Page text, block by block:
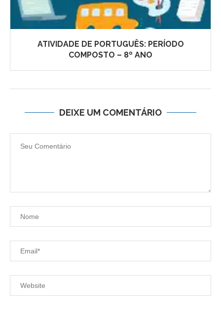
ATIVIDADE DE PORTUGUÊS: PERÍODO
COMPOSTO – 8º ANO
DEIXE UM COMENTÁRIO